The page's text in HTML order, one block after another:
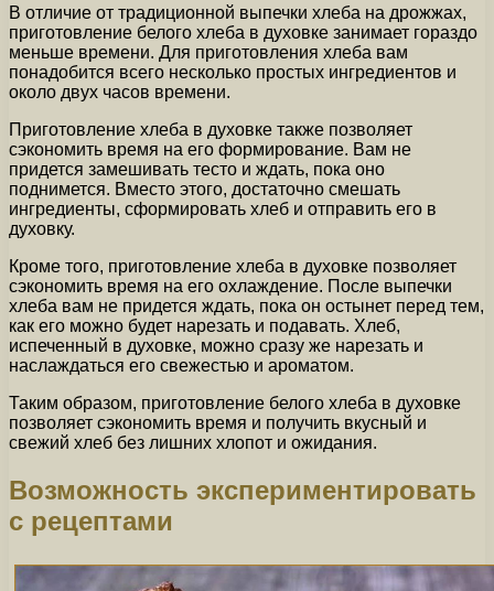
В отличие от традиционной выпечки хлеба на дрожжах,
приготовление белого хлеба в духовке занимает гораздо
меньше времени. Для приготовления хлеба вам
понадобится всего несколько простых ингредиентов и
около двух часов времени.
Приготовление хлеба в духовке также позволяет
сэкономить время на его формирование. Вам не
придется замешивать тесто и ждать, пока оно
поднимется. Вместо этого, достаточно смешать
ингредиенты, сформировать хлеб и отправить его в
духовку.
Кроме того, приготовление хлеба в духовке позволяет
сэкономить время на его охлаждение. После выпечки
хлеба вам не придется ждать, пока он остынет перед тем,
как его можно будет нарезать и подавать. Хлеб,
испеченный в духовке, можно сразу же нарезать и
наслаждаться его свежестью и ароматом.
Таким образом, приготовление белого хлеба в духовке
позволяет сэкономить время и получить вкусный и
свежий хлеб без лишних хлопот и ожидания.
Возможность экспериментировать
с рецептами